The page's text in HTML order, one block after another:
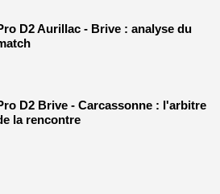
D2 Aurillac - Brive : analyse du
D2 Brive - Carcassonne : l'arbitre
la rencontre